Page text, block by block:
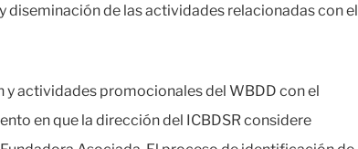
de las actividades relacionadas con el
actividades promocionales del WBDD con el
en que la dirección del ICBDSR considere